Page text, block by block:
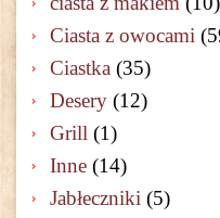
Ciasta z owocami
Ciastka (35)
Desery (12)
Grill (1)
Inne (14)
Jabłeczniki (5)